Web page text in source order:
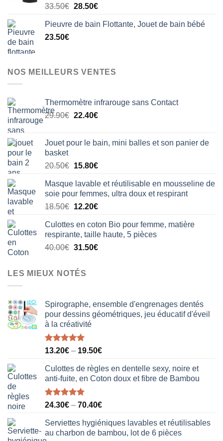
Note5.00
33.50€ Le
initial
28.50€Le
actuel
Pieuvre de bain Flottante, Jouet de bain bébé
23.50€
NOS MEILLEURS VENTES
Thermomètre infrarouge sans Contact
29.90€ Le
était :
22.40€Le
est :
Jouet pour le bain, mini balles et son panier de
basket
20.50€ Le
initial
était :
20.50€.
15.80€Le
actuel
est :
15.80€.
Masque lavable et réutilisable en mousseline de
soie pour femmes, ultra doux et respirant
18.50€ Le
initial
était :
18.50€.
12.20€Le
actuel
est :
12.20€.
Culottes en coton Bio pour femme, matière
respirante, taille haute, 5 pièces
40.00€ Le
initial
était :
31.50€Le
LES MIEUX NOTÉS
Spirographe, ensemble d'engrenages dentés
pour dessins géométriques, jeu éducatif d'éveil
à la créativité
Note5.00
13.20€ – 19.50€
Culottes de règles en dentelle sexy, noire et
anti-fuite, en Coton doux et fibre de Bambou
Note5.00
24.30€ – 70.40€
Serviettes hygiéniques lavables et réutilisables
au charbon de bambou, lot de 6 pièces